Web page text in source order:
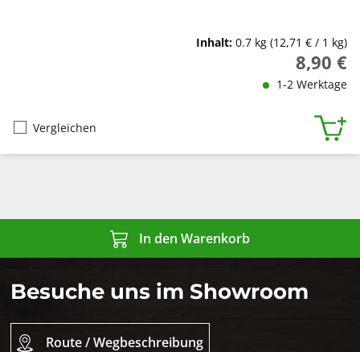
Inhalt: 0.7 kg (12,71 € / 1 kg)
8,90 €
1-2 Werktage
Vergleichen
In den Warenkorb
Besuche uns im Showroom
Route / Wegbeschreibung